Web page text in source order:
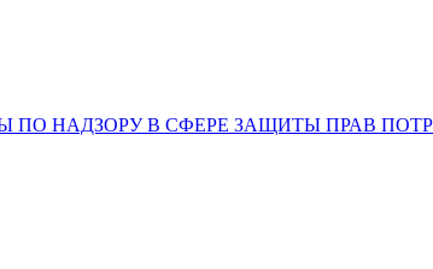
ПО НАДЗОРУ В СФЕРЕ ЗАЩИТЫ ПРАВ